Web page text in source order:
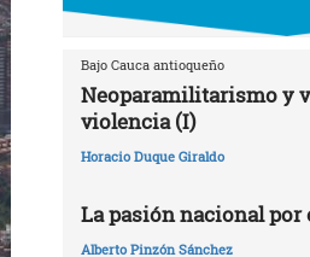
Bajo Cauca antioqueño
Neoparamilitarismo y
violencia (I)
Horacio Duque Giraldo
La pasión nacional por
Alberto Pinzón Sánchez